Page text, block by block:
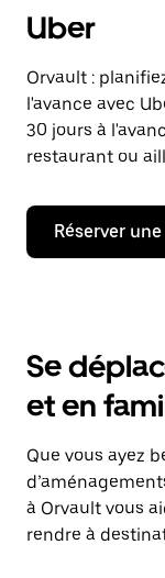
Uber
Orvault :
l'avance avec
30 jours à
restaurant ou
Réserver
Se
et en
Que vous ayez
à Orvault vous
rendre à